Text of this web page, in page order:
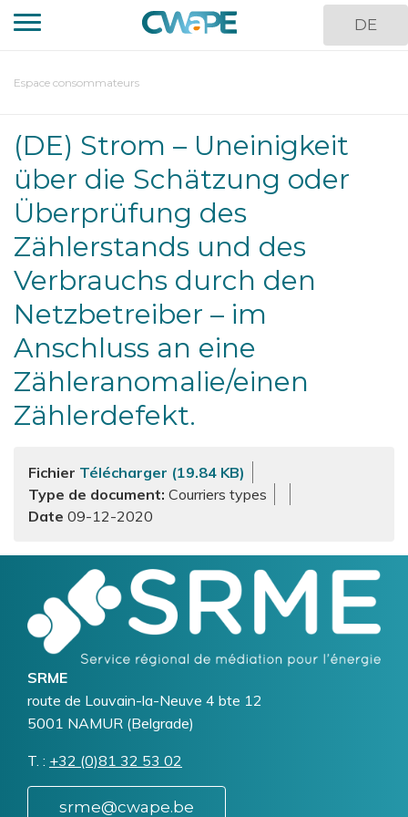
Skip
content
DE
You
here
Espace consommateurs
(DE) Strom – Uneinigkeit
über die Schätzung oder
Überprüfung des
Zählerstands und des
Verbrauchs durch den
Netzbetreiber – im
Anschluss an eine
Zähleranomalie/einen
Zählerdefekt.
Fichier Télécharger (19.84 KB)
Type de document Courriers types
09-12-2020
SRME
Addresse
route de Louvain-la-Neuve 4 bte 12
5001 NAMUR (Belgrade)
T. Téléphone
+32 (0)81 32 53 02
srme@cwape.be